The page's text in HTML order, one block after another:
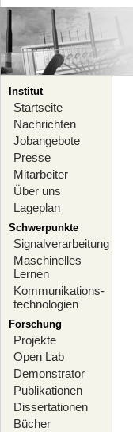
Institut
Startseite
Nachrichten
Jobangebote
Presse
Mitarbeiter
Über uns
Lageplan
Schwerpunkte
Signalverarbeitung
Maschinelles
Lernen
Kommunikations-
technologien
Forschung
Projekte
Open Lab
Demonstrator
Publikationen
Dissertationen
Bücher